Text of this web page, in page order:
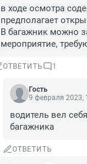
в ходе осмотра
предполагает
В багажник можно
мероприятие,
ОТВЕТИТЬ 1
Гость
9 февраля 2023,
водитель вел
багажника
ОТВЕТИТЬ